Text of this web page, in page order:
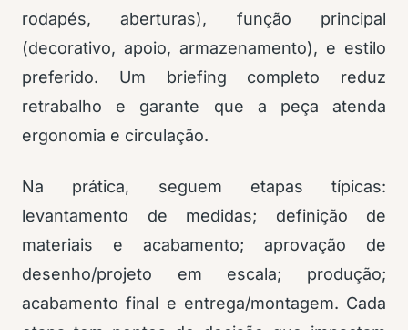
rodapés, aberturas), função principal
(decorativo, apoio, armazenamento), e estilo
preferido. Um briefing completo reduz
retrabalho e garante que a peça atenda
ergonomia e circulação.
Na prática, seguem etapas típicas:
levantamento de medidas; definição de
materiais e acabamento; aprovação de
desenho/projeto em escala; produção;
acabamento final e entrega/montagem. Cada